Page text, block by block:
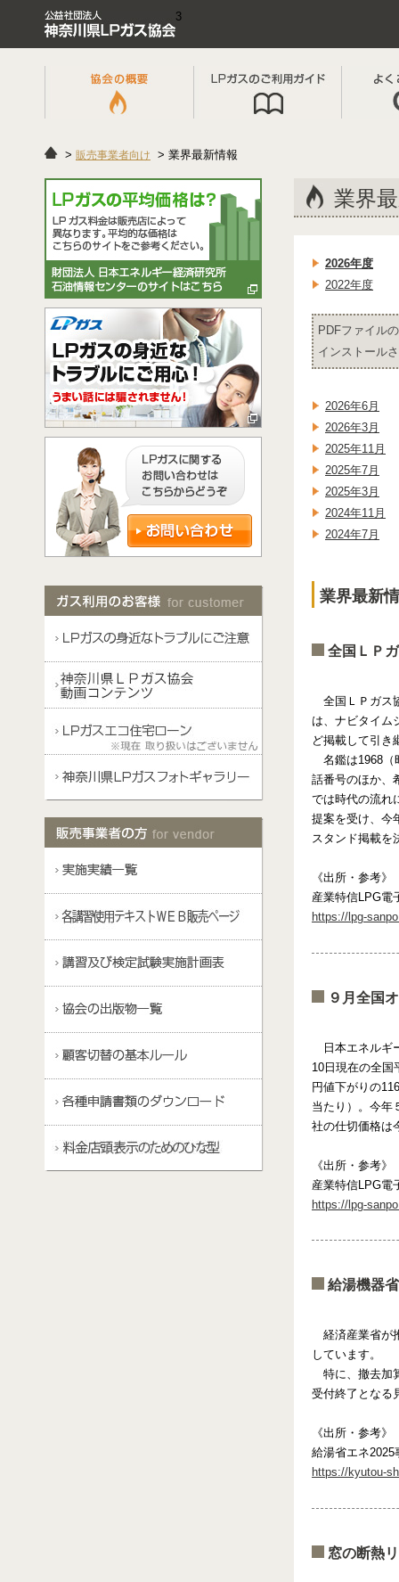
3
販売事業者向け 業界最新情報
業界
2026年度
2022年度
PDFファイル
インストール
2026年6月
2026年3月
2025年11月
2025年7月
2025年3月
2024年11月
2024年7月
業界最新
全国ＬＰ
全国ＬＰガス
は、ナビタイム
ど掲載して引き
名鑑は1968（
話番号のほか、
では時代の流れ
提案を受け、今
スタンド掲載を
《出所・参考》
産業特信LPG電
https://lpg-
９月全国
日本エネルギ
10日現在の全国
円値下がりの
当たり）。今年
社の仕切価格は
《出所・参考》
産業特信LPG電
https://lpg-
給湯機器
経済産業省が
しています。
特に、撤去加
受付終了となる
《出所・参考》
給湯省エネ2025
https://kyutou-
窓の断熱